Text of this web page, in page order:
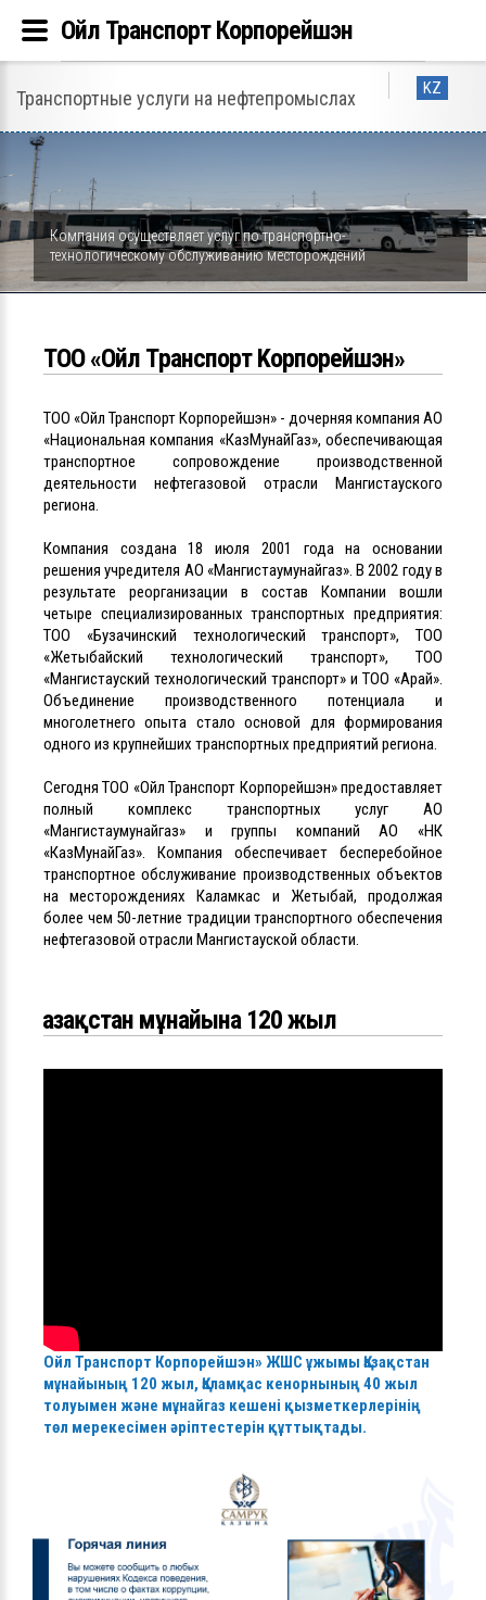
KZ
Транспортные услуги на нефтепромыслах
Компания осуществляет услуг по транспортно-
технологическому обслуживанию месторождений
ТОО «Ойл Tранспорт Kорпорейшэн»
ТОО «Ойл Транспорт Корпорейшэн» - дочерняя компания АО
«Национальная компания «КазМунайГаз», обеспечивающая
транспортное сопровождение производственной
деятельности нефтегазовой отрасли Мангистауского
региона.
Компания создана 18 июля 2001 года на основании
решения учредителя АО «Мангистаумунайгаз». В 2002 году в
результате реорганизации в состав Компании вошли
четыре специализированных транспортных предприятия:
ТОО «Бузачинский технологический транспорт», ТОО
«Жетыбайский технологический транспорт», ТОО
«Мангистауский технологический транспорт» и ТОО «Арай».
Объединение производственного потенциала и
многолетнего опыта стало основой для формирования
одного из крупнейших транспортных предприятий региона.
Сегодня ТОО «Ойл Транспорт Корпорейшэн» предоставляет
полный комплекс транспортных услуг АО
«Мангистаумунайгаз» и группы компаний АО «НК
«КазМунайГаз». Компания обеспечивает бесперебойное
транспортное обслуживание производственных объектов
на месторождениях Каламкас и Жетыбай, продолжая
более чем 50-летние традиции транспортного обеспечения
нефтегазовой отрасли Мангистауской области.
Қазақстан мұнайына 120 жыл
Ойл Транспорт Корпорейшэн» ЖШС ұжымы Қазақстан
мұнайының 120 жыл, Қаламқас кенорнының 40 жыл
толуымен және мұнайгаз кешені қызметкерлерінің
төл мерекесімен әріптестерін құттықтады.
Ойл Транспорт Корпорейшэн